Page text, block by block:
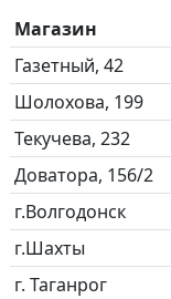
Магазин
Газетный, 42
Шолохова, 199
Текучева, 232
Доватора, 156/2
г.Волгодонск
г.Шахты
г. Таганрог